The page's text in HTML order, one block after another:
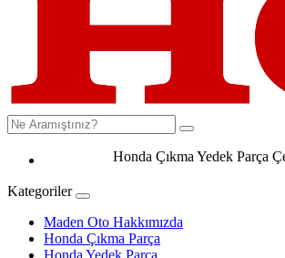
Honda Çıkma Yedek Parça
Kategoriler
Maden Oto Hakkımızda
Honda Çıkma Parça
Honda Yedek Parça